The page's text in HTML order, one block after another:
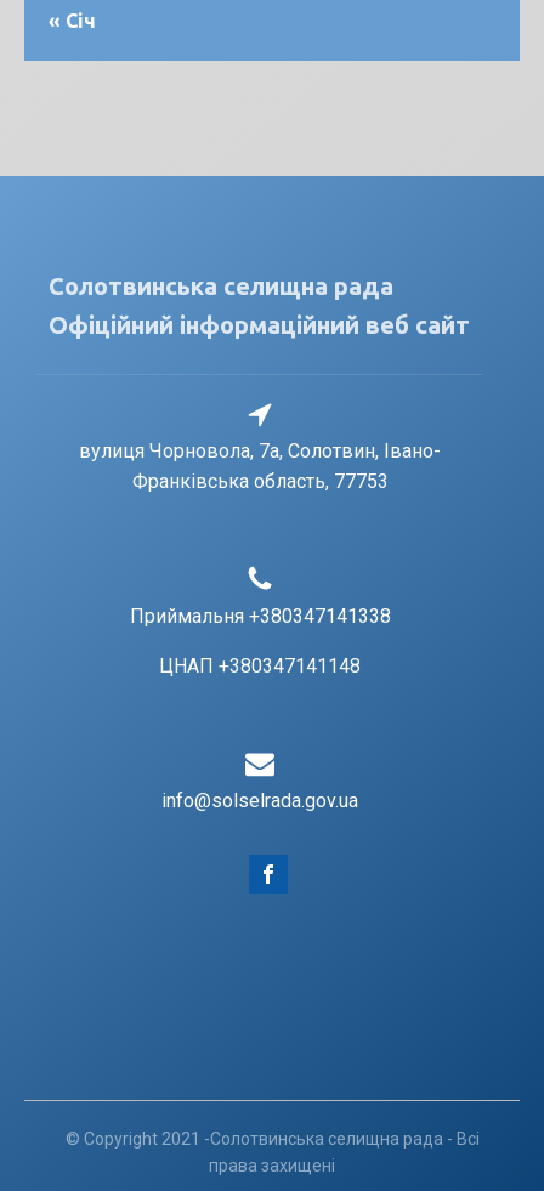
« Січ
Солотвинська селищна рада
Офіційний інформаційний веб сайт
вулиця Чорновола, 7a, Солотвин, Івано-
Франківська область, 77753
Приймальня +380347141338
ЦНАП +380347141148
info@solselrada.gov.ua
© Copyright 2021 -Солотвинська селищна рада - Всі
права захищені